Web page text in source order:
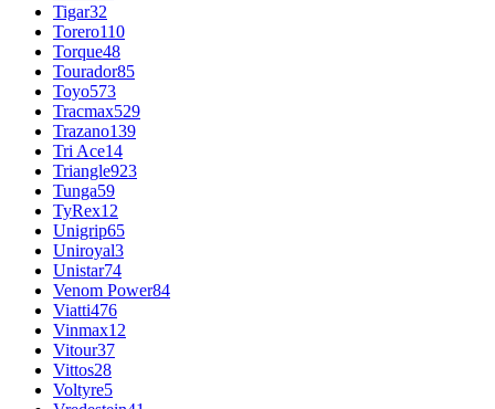
Tigar32
Torero110
Torque48
Tourador85
Toyo573
Tracmax529
Trazano139
Tri Ace14
Triangle923
Tunga59
TyRex12
Unigrip65
Uniroyal3
Unistar74
Venom Power84
Viatti476
Vinmax12
Vitour37
Vittos28
Voltyre5